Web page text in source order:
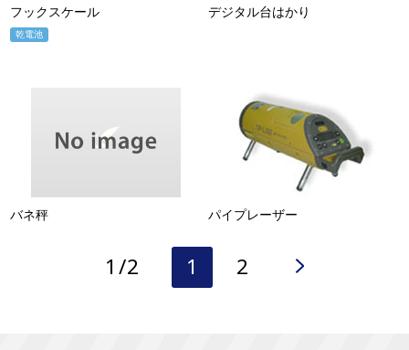
フックスケール
乾電池
デジタル台はかり
バネ秤 パイプレーザー
1/2 1 2